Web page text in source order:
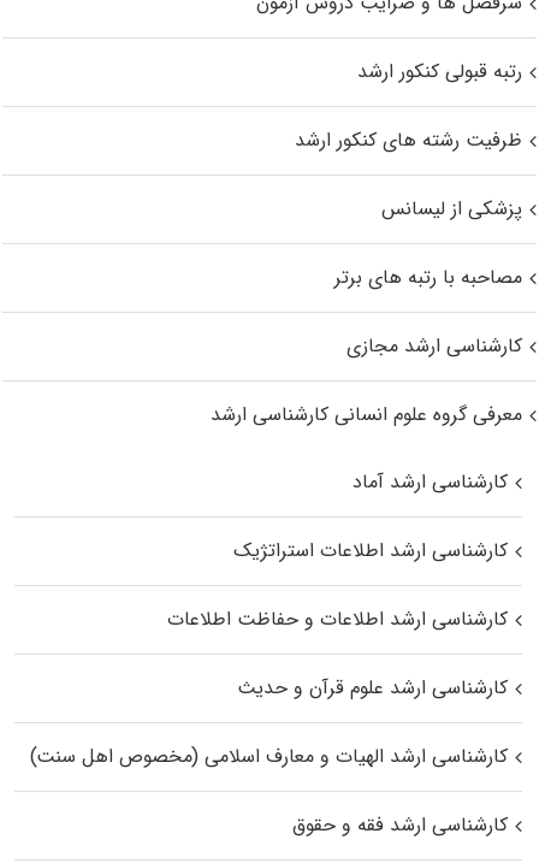
رتبه قبولی کنکور ارشد
ظرفیت رشته های کنکور ارشد
پزشکی از لیسانس
مصاحبه با رتبه های برتر
کارشناسی ارشد مجازی
معرفی گروه علوم انسانی کارشناسی ارشد
کارشناسی ارشد آماد
کارشناسی ارشد اطلاعات استراتژیک
کارشناسی ارشد اطلاعات و حفاظت اطلاعات
کارشناسی ارشد علوم قرآن و حدیث
کارشناسی ارشد الهیات و معارف اسلامی (مخصوص اهل سنت)
کارشناسی ارشد فقه و حقوق